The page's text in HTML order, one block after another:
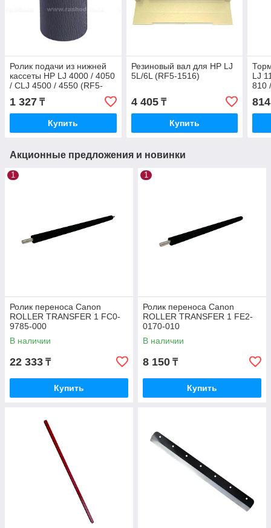
Ролик подачи из нижней
кассеты HP LJ 4000 / 4050
/ CLJ 4500 / 4550 (RF5-
1885 / RF5-2490)
1 327 ₸
Купить
Резиновый вал для HP LJ
5L/6L (RF5-1516)
4 405₸
Купить
LJ
810
814
Акционные предложения и новинки
1
Ролик переноса Canon
ROLLER TRANSFER 1 FC0-
9785-000
В наличии
22 333 ₸
Купить
1
Ролик переноса Canon
ROLLER TRANSFER 1 FE2-
0170-010
В наличии
8 150 ₸
Купить